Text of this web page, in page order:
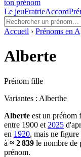
ton prénom
Le jeuFratrieAccord
Accueil › Prénoms en A
Alberte
Prénom fille
Variantes : Alberthe
Alberte est un prénom
entre 1900 et 2025
en 1920, mais ne figure
à ≈ 2 839 le nombre de
prénom.